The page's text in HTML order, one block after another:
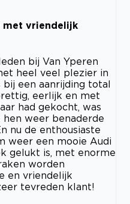
met vriendelijk
bij Van Yperen
heel veel plezier in
bij een aanrijding total
eerlijk en met
had gekocht, was
weer benaderde
nu de enthousiaste
weer een mooie Audi
gelukt is, met enorme
worden
en vriendelijk
tevreden klant!